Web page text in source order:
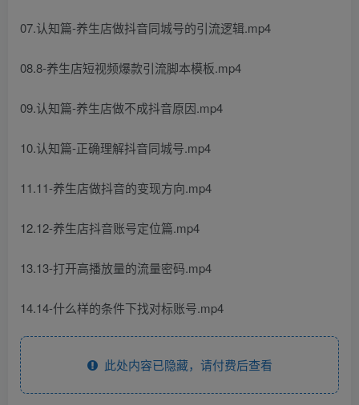
07.认知篇-养生店做抖音同城号的引流逻辑.mp4
08.8-养生店短视频爆款引流脚本模板.mp4
09.认知篇-养生店做不成抖音原因.mp4
10.认知篇-正确理解抖音同城号.mp4
11.11-养生店做抖音的变现方向.mp4
12.12-养生店抖音账号定位篇.mp4
13.13-打开高播放量的流量密码.mp4
14.14-什么样的条件下找对标账号.mp4
此处内容已隐藏，请付费后查看